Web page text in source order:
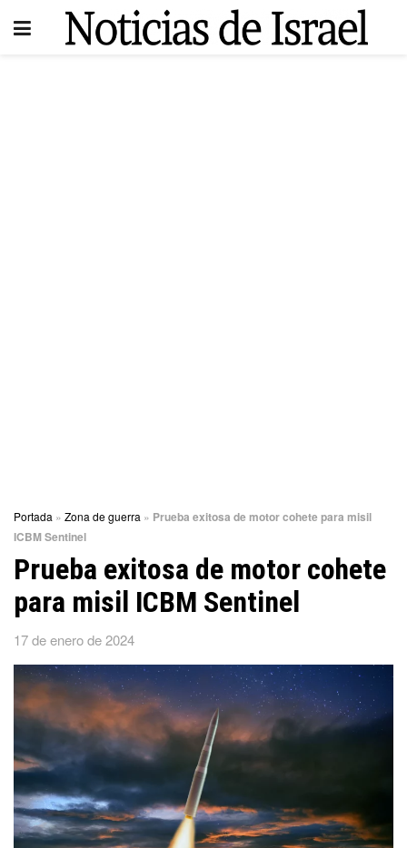
Portada » Zona de guerra » Prueba exitosa de motor cohete para misil
ICBM Sentinel
Prueba exitosa de motor cohete
para misil ICBM Sentinel
17 de enero de 2024